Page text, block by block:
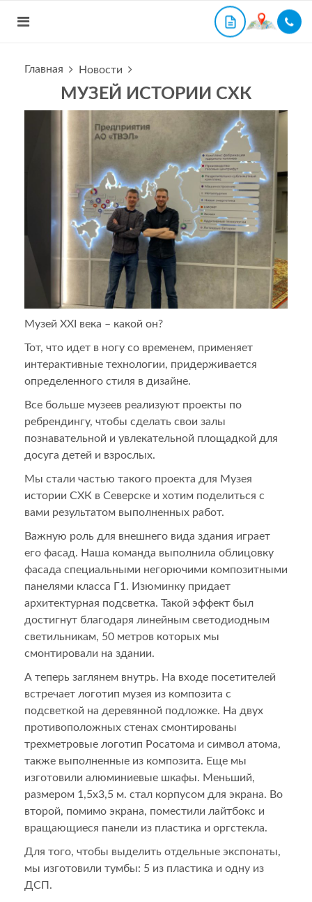
Главная Новости
МУЗЕЙ ИСТОРИИ СХК
Музей XXI века – какой он?
Тот, что идет в ногу со временем, применяет
интерактивные технологии, придерживается
определенного стиля в дизайне.
Все больше музеев реализуют проекты по
ребрендингу, чтобы сделать свои залы
познавательной и увлекательной площадкой для
досуга детей и взрослых.
Мы стали частью такого проекта для Музея
истории СХК в Северске и хотим поделиться с
вами результатом выполненных работ.
Важную роль для внешнего вида здания играет
его фасад. Наша команда выполнила облицовку
фасада специальными негорючими композитными
панелями класса Г1. Изюминку придает
архитектурная подсветка. Такой эффект был
достигнут благодаря линейным светодиодным
светильникам, 50 метров которых мы
смонтировали на здании.
А теперь заглянем внутрь. На входе посетителей
встречает логотип музея из композита с
подсветкой на деревянной подложке. На двух
противоположных стенах смонтированы
трехметровые логотип Росатома и символ атома,
также выполненные из композита. Еще мы
изготовили алюминиевые шкафы. Меньший,
размером 1,5х3,5 м. стал корпусом для экрана. Во
второй, помимо экрана, поместили лайтбокс и
вращающиеся панели из пластика и оргстекла.
Для того, чтобы выделить отдельные экспонаты,
мы изготовили тумбы: 5 из пластика и одну из
ДСП.